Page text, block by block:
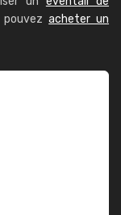
pouvezacheter un